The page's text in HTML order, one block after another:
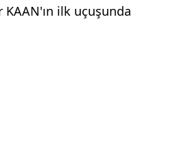
ilk uçuşunda